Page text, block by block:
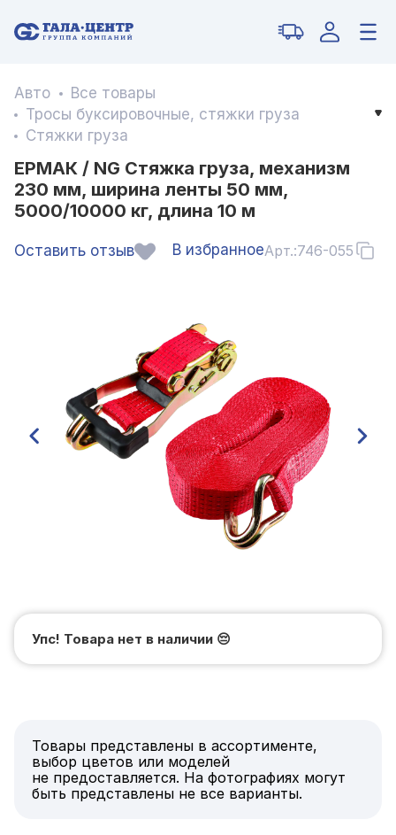
Авто
Все товары
Тросы буксировочные, стяжки груза
Стяжки груза
ЕРМАК / NG Стяжка груза, механизм
230 мм, ширина ленты 50 мм,
5000/10000 кг, длина 10 м
Оставить отзыв В избранноеАрт.:746-055
Упс! Товара нет в наличии 😔
Товары представлены в ассортименте,
выбор цветов или моделей
не предоставляется. На фотографиях могут
быть представлены не все варианты.